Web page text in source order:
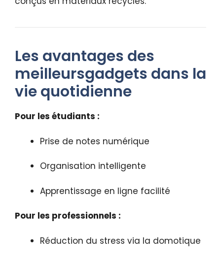
Les avantages des
meilleursgadgets dans la
vie quotidienne
Pour les étudiants :
Prise de notes numérique
Organisation intelligente
Apprentissage en ligne facilité
Pour les professionnels :
Réduction du stress via la domotique